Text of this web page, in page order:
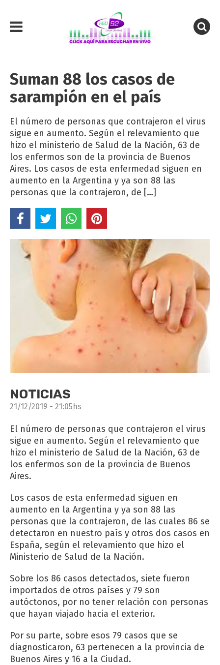
Suman 88 los casos de
sarampión en el país
El número de personas que contrajeron el virus
sigue en aumento. Según el relevamiento que
hizo el ministerio de Salud de la Nación, 63 de
los enfermos son de la provincia de Buenos
Aires. Los casos de esta enfermedad siguen en
aumento en la Argentina y ya son 88 las
personas que la contrajeron, de […]
NOTICIAS
21/12/2019 - 21:05hs
El número de personas que contrajeron el virus
sigue en aumento. Según el relevamiento que
hizo el ministerio de Salud de la Nación, 63 de
los enfermos son de la provincia de Buenos
Aires.
Los casos de esta enfermedad siguen en
aumento en la Argentina y ya son 88 las
personas que la contrajeron, de las cuales 86 se
detectaron en nuestro país y otros dos casos en
España, según el relevamiento que hizo el
Ministerio de Salud de la Nación.
Sobre los 86 casos detectados, siete fueron
importados de otros países y 79 son
autóctonos, por no tener relación con personas
que hayan viajado hacia el exterior.
Por su parte, sobre esos 79 casos que se
diagnosticaron, 63 pertenecen a la provincia de
Buenos Aires y 16 a la Ciudad.